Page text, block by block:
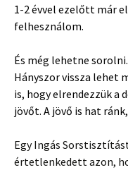
1-2 évvel ezelőtt már
felhesználom.
És még lehetne sorolni.
Hányszor vissza lehet
is, hogy elrendezzük a
jövőt. A jövő is hat
Egy Ingás
értetlenkedett azon,